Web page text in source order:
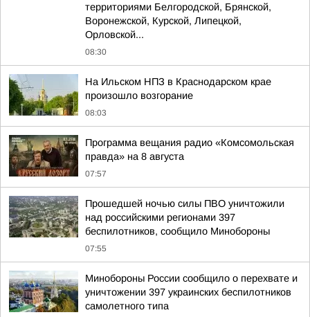
территориями Белгородской, Брянской,
Воронежской, Курской, Липецкой,
Орловской...
08:30
На Ильском НПЗ в Краснодарском крае
произошло возгорание
08:03
Программа вещания радио «Комсомольская
правда» на 8 августа
07:57
Прошедшей ночью силы ПВО уничтожили
над российскими регионами 397
беспилотников, сообщило Минобороны
07:55
Минобороны России сообщило о перехвате и
уничтожении 397 украинских беспилотников
самолетного типа